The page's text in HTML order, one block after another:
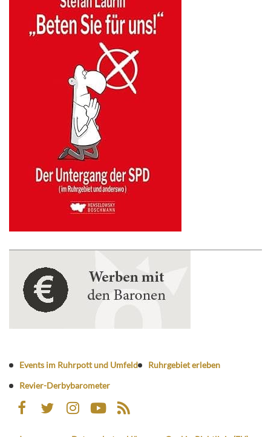
Events im Ruhrpott und Umfeld
Ruhrgebiet erleben
Revier-Derbybarometer